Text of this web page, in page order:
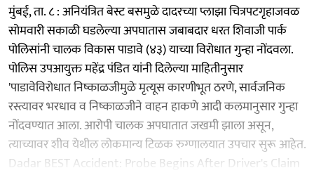
मुंबई, ता. ८ : अनियंत्रित बेस्ट बसमुळे दादरच्या प्लाझा चित्रपटगृहाजवळ
सोमवारी सकाळी घडलेल्या अपघातास जबाबदार धरत शिवाजी पार्क
पोलिसांनी चालक विकास पाडावे (४३) याच्या विरोधात गुन्हा नोंदवला.
पोलिस उपआयुक्त महेंद्र पंडित यांनी दिलेल्या माहितीनुसार
'पाडावेविरोधात निष्काळजीमुळे मृत्यूस कारणीभूत ठरणे, सार्वजनिक
रस्त्यावर भरधाव व निष्काळजीने वाहन हाकणे आदी कलमानुसार गुन्हा
नोंदवण्यात आला. आरोपी चालक अपघातात जखमी झाला असून,
त्याच्यावर शीव येथील लोकमान्य टिळक रुग्णालयात उपचार सुरू आहेत.
Dadar BEST Accident: Probe Begins After Driver's Claim